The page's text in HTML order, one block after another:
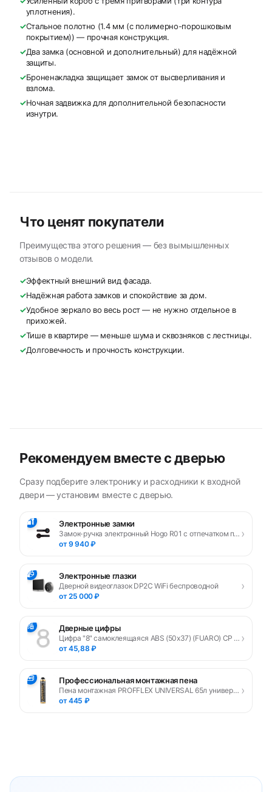
уплотнения).
✓Стальное полотно (1.4 мм (с полимерно-порошковым
покрытием)) — прочная конструкция.
✓Два замка (основной и дополнительный) для надёжной
защиты.
✓Броненакладка защищает замок от высверливания и
взлома.
✓Ночная задвижка для дополнительной безопасности
изнутри.
Что ценят покупатели
Преимущества этого решения — без вымышленных
отзывов о модели.
✓Эффектный внешний вид фасада.
✓Надёжная работа замков и спокойствие за дом.
✓Удобное зеркало во весь рост — не нужно отдельное в
прихожей.
✓Тише в квартире — меньше шума и сквозняков с лестницы.
✓Долговечность и прочность конструкции.
Рекомендуем вместе с дверью
Сразу подберите электронику и расходники к входной
двери — установим вместе с дверью.
🔐 Электронные замки
Замок-ручка электронный Hogo R01 с отпечатком пальца, черный
от 9 940 ₽
›
📹 Электронные глазки
Дверной видеоглазок DP2C WiFi беспроводной
от 25 000 ₽
›
🔢 Дверные цифры
Цифра "8" самоклеящаяся ABS (50х37) (FUARO) CP хром
от 45,88 ₽
›
🧰 Профессиональная монтажная пена
Пена монтажная PROFFLEX UNIVERSAL 65л универсальная
от 445 ₽
›